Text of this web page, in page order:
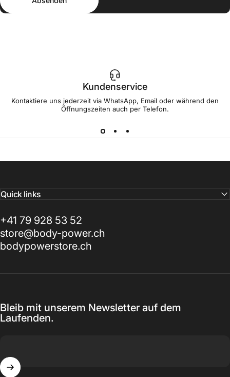
Kundenservice
Kontaktiere uns jederzeit via WhatsApp, Email oder während den
Öffnungszeiten auch per Telefon.
Quick links
+41 79 928 53 52
store@body-power.ch
bodypowerstore.ch
Bleib mit unserem Newsletter auf dem
Laufenden.